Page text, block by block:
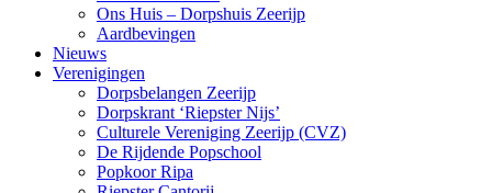
Ons Huis – Dorpshuis Zeerijp
Aardbevingen
Nieuws
Verenigingen
Dorpsbelangen Zeerijp
Dorpskrant ‘Riepster Nijs’
Culturele Vereniging Zeerijp (CVZ)
De Rijdende Popschool
Popkoor Ripa